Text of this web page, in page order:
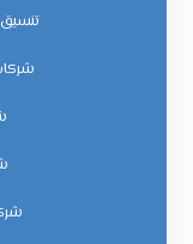
تنسيق